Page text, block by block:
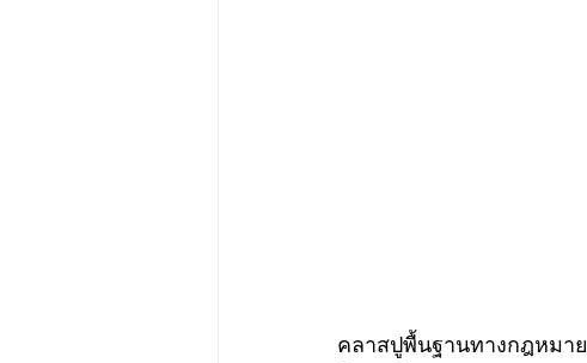
คลาสปูพื้นฐานทางกฎหมาย